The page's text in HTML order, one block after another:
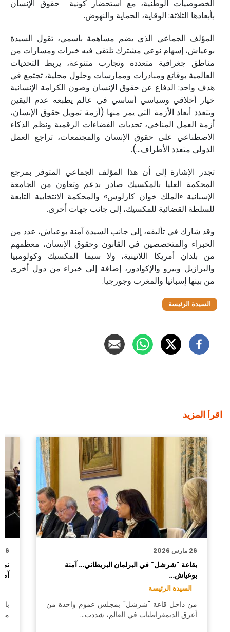
الخصوصيات الوطنية، مع استحضار كونية حقوق الإنسان
بأبعادها الثلاثة: الوقاية، الحماية والنهوض.
المؤلف الجماعي الذي يضم مساهمة باسمي، تقول السيدة
بوعياش، إسهام نوعي مشترك تلتقي فيه خبرات ومسارات من
مناطق جغرافية متعددة وتجارب متنوعة، يربط التحديات
العالمية بوقائع ومبادرات وممارسات وحلول محلية، تجتمع في
هدف واحد: الدفاع عن حقوق الإنسان وصون الكرامة الإنسانية
خيار أخلاقي وسياسي أساسي في عالم يطبعه عدم اليقين
وتتعدد أبعاد الأزمة التي يمر منها (أزمة تمويل حقوق الإنسان،
أزمة العمل المناخي، تحديات الفضاءات الرقمية ونظم الذكاء
الاصطناعي على حقوق الإنسان والمجتمعات، تراجع العمل
الدولي متعدد الأطراف…).
تجدر الإشارة إلى أن هذا المؤلف الجماعي المتوفر بمرجع
المحكمة العليا بالمكسيك صادر بدعم وتعاون من الجامعة
الإسبانية «الملك خوان كارلوس» والمحكمة الانتخابية التابعة
للسلطة القضائية للمكسيك، إلى جانب جهات أخرى.
وقد شارك في تأليفه، إلى جانب السيدة آمنة بوعياش، عدد من
الخبراء والمتخصصين في القانون وحقوق الإنسان، معظمهم
من بلدان أمريكا اللاتينية، ولا سيما المكسيك وكولومبيا
والبرازيل وبيرو والإكوادور، إضافة إلى خبراء من دول أخرى
من بينها إسبانيا والمغرب وجورجيا.
السيدة الرئيسة
اقرأ المزيد
26 مارس 2026
بقاعة "شرشل" في البرلمان البريطاني… آمنة
بوعياش…
السيدة الرئيسة
من داخل قاعة "شرشل" بمجلس عموم واحدة من
أعرق الديمقراطيات في العالم، شددت…
26 مارس 2026